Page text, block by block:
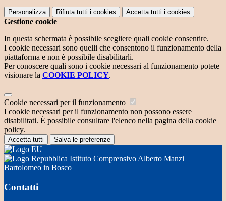
Personalizza Rifiuta tutti i cookies Accetta tutti i cookies
Gestione cookie
In questa schermata è possibile scegliere quali cookie consentire.
I cookie necessari sono quelli che consentono il funzionamento della
piattaforma e non è possibile disabilitarli.
Per conoscere quali sono i cookie necessari al funzionamento potete
visionare la COOKIE POLICY.
Cookie necessari per il funzionamento
I cookie necessari per il funzionamento non possono essere
disabilitati. È possibile consultare l'elenco nella pagina della cookie
policy.
Accetta tutti Salva le preferenze
Istituto Comprensivo Alberto Manzi
Bartolomeo in Bosco
Contatti